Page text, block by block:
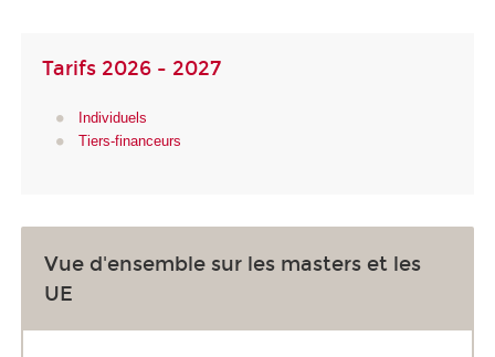
Tarifs 2026 - 2027
Individuels
Tiers-financeurs
Vue d'ensemble sur les masters et les
UE